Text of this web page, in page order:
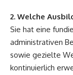
2. Welche
Sie hat eine
administrativen
sowie gezielte
kontinuierlich